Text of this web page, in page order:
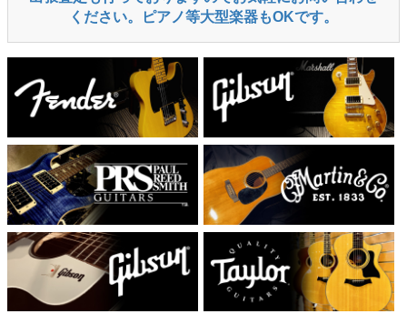
ください。ピアノ等大型楽器もOKです。